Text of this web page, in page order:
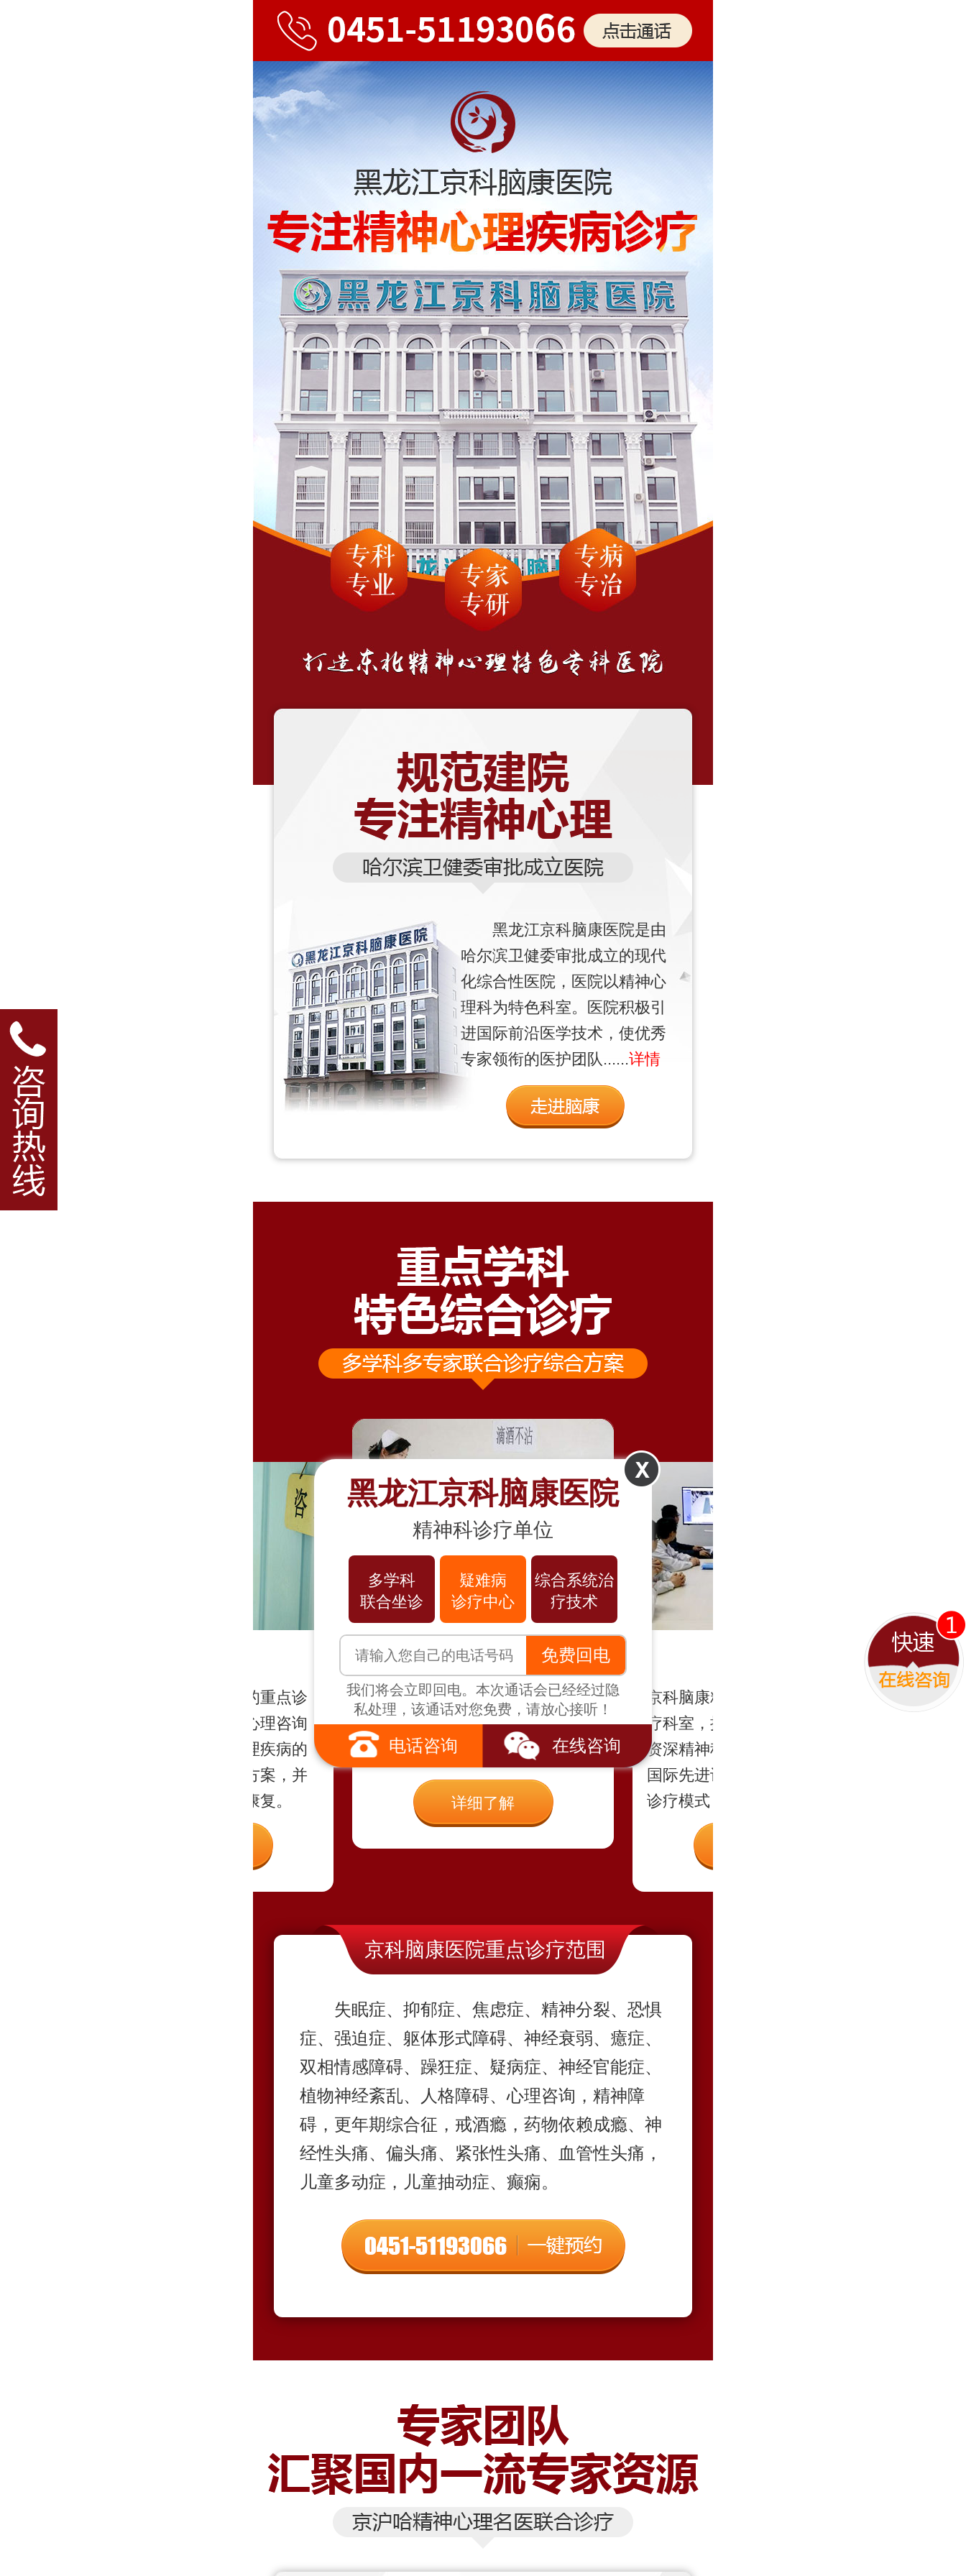
黑龙江京科脑康医院是由
哈尔滨卫健委审批成立的现代
化综合性医院，医院以精神心
理科为特色科室。医院积极引
进国际前沿医学技术，使优秀
专家领衔的医护团队......详情
京科脑康心理科为医院的重点诊
疗科室，邀请国家二级心理咨询
专家领衔团队，针对心理疾病的
咨询和治疗形成独特的方案，并
且全程跟踪疗程，巩固康复。
戒酒科
京科脑康戒酒科始终坚持安全戒
酒，不采取强制、强迫等方式，
并且以患者身心疾病同时诊疗为
基准，让患者在戒除酒瘾的同时
也治疗酒瘾所带来的疾病。
详细了解
京科脑康精神科为医院的重点诊
疗科室，拥有王桂杰、罗亚君等
资深精神科专业医生领衔，引进
国际先进设备。采用多学科联合
诊疗模式，中西结合治疗方案。
京科脑康
疗科室，
专家领衔
京科脑康医院重点诊疗范围
失眠症、抑郁症、焦虑症、精神分裂、恐惧
症、强迫症、躯体形式障碍、神经衰弱、癔症、
双相情感障碍、躁狂症、疑病症、神经官能症、
植物神经紊乱、人格障碍、心理咨询，精神障
碍，更年期综合征，戒酒瘾，药物依赖成瘾、神
经性头痛、偏头痛、紧张性头痛、血管性头痛，
儿童多动症，儿童抽动症、癫痫。
黑龙江京科脑康医院
精神科诊疗单位
多学科
联合坐诊
疑难病
诊疗中心
综合系统治
疗技术
免费回电
我们将会立即回电。本次通话会已经经过隐
私处理，该通话对您免费，请放心接听！
电话咨询 在线咨询